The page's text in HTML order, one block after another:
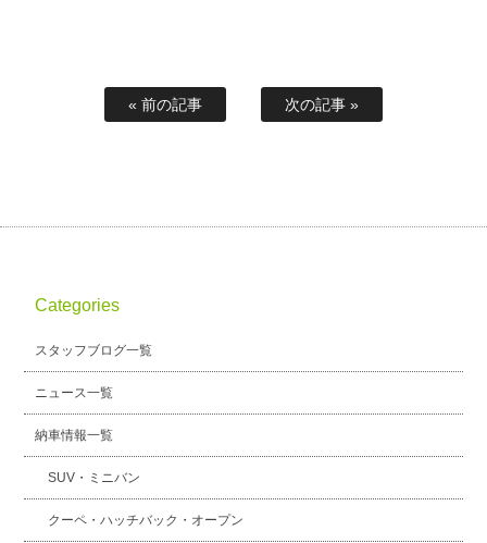
« 前の記事 次の記事 »
Categories
スタッフブログ一覧
ニュース一覧
納車情報一覧
SUV・ミニバン
クーペ・ハッチバック・オープン